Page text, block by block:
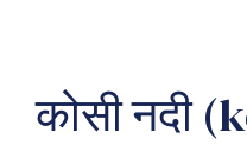
कोसी नदी